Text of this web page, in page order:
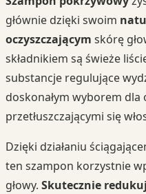
głównie dzięki swoim
oczyszczającym skórę
składnikiem są świeże
substancje regulujące
doskonałym wyborem dla
przetłuszczającymi się
Dzięki działaniu
ten szampon korzystnie
głowy. Skutecznie